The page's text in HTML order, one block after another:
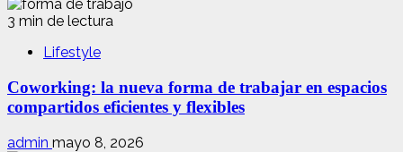
3 min de lectura
Lifestyle
Coworking: la nueva forma de trabajar en espacios
compartidos eficientes y flexibles
admin mayo 8, 2026